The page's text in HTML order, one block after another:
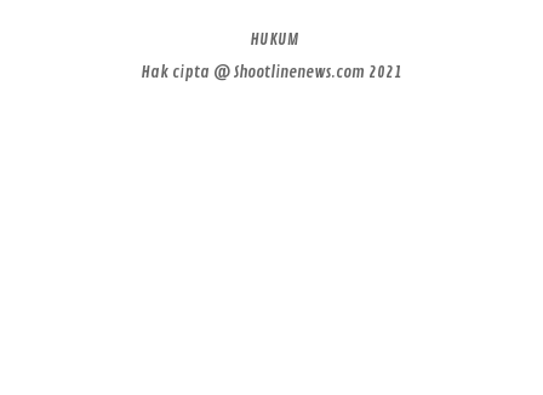
HUKUM
Hak cipta @ Shootlinenews.com 2021